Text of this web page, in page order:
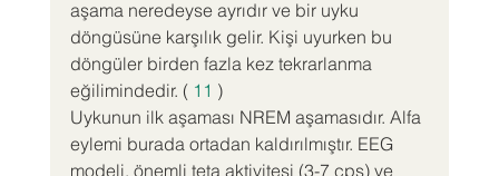
aşama neredeyse ayrıdır ve bir uyku
döngüsüne karşılık gelir. Kişi uyurken bu
döngüler birden fazla kez tekrarlanma
eğilimindedir. ( 11 )
Uykunun ilk aşaması NREM aşamasıdır. Alfa
eylemi burada ortadan kaldırılmıştır. EEG
modeli, önemli teta aktivitesi (3-7 cps) ve